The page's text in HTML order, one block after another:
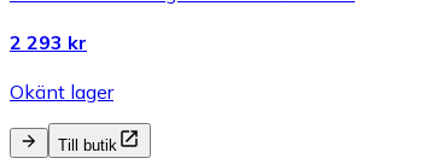
2 293 kr
Okänt lager
Till butik